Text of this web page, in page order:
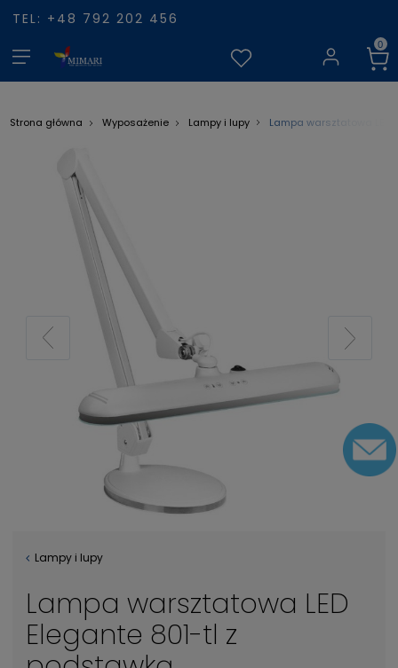
TEL: +48 792 202 456
Strona główna Wyposażenie Lampy i lupy Lampa warsztatowa
Lampy i lupy
Lampa warsztatowa LED
Elegante 801-tl z